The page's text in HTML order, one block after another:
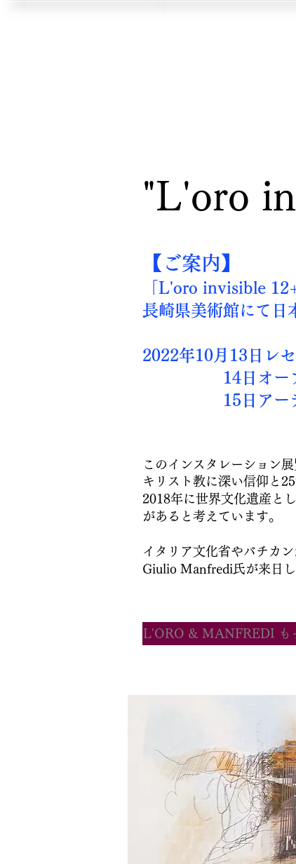
"L'oro
【ご案内】
「L'oro invisible
長崎県美術館にて
2022年10月13日レ
14日オープ
15日アーティ
このインスタレーション
キリスト教に深い信仰と
2018年に世界文化遺産と
があると考えています。
イタリア文化省やバチカ
Giulio Manfredi氏が来日
L'ORO & MANFREDI も